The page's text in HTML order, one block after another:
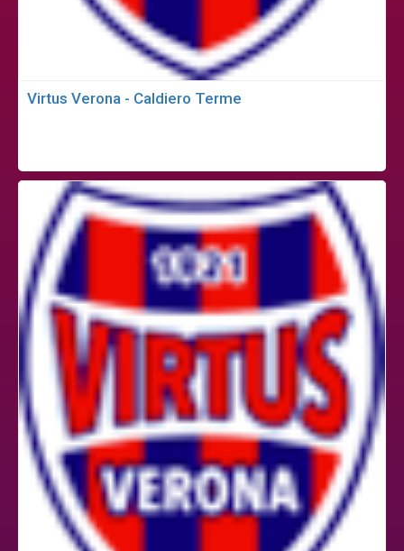
Virtus Verona - Caldiero Terme